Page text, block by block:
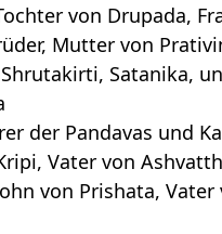
von Drupada,
Mutter von
Satanika,
der Pandavas und
Vater von
von Prishata, Vater